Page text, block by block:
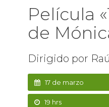
Película
de
Dirigido por
17 de marzo
19 hrs